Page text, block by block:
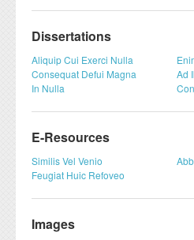
ESPACE ENSEIGNANTS
Livres et publications
DEPARTEMENTS
Département CHIMIE
Dissertations
Aliquip Cui Exerci Nulla
Consequat Defui Magna
Ad
In Nulla
E-Resources
Similis Vel Venio
Feugiat Huic Refoveo
Images